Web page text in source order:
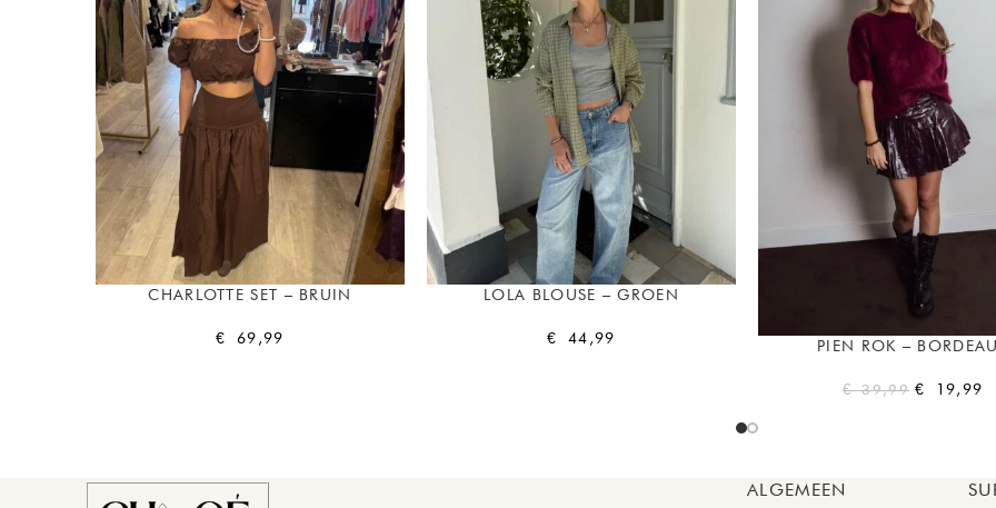
CHARLOTTE SET – BRUIN
€ 69,99
LOLA BLOUSE – GROEN
€ 44,99 PIEN ROK –
€39,99 € 19,99
ALGEMEEN